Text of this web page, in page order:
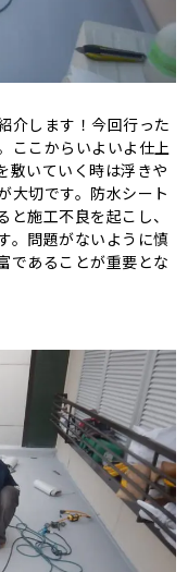
介します！今回行った
ここからいよいよ仕上
敷いていく時は浮きや
大切です。防水シート
施工不良を起こし、
。問題がないように慎
であることが重要とな